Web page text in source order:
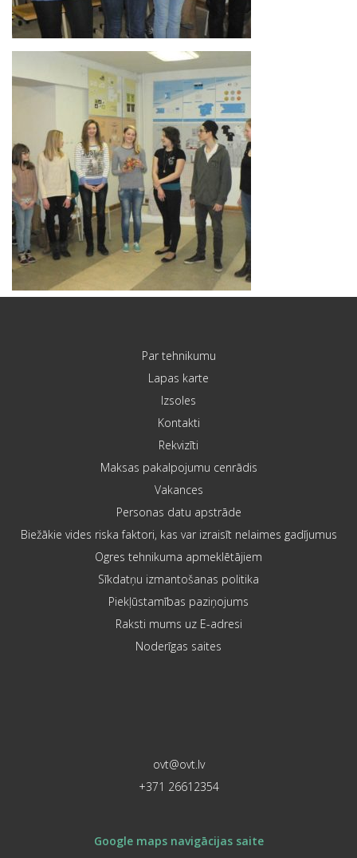
Par tehnikumu
Lapas karte
Izsoles
Kontakti
Rekvizīti
Maksas pakalpojumu cenrādis
Vakances
Personas datu apstrāde
Biežākie vides riska faktori, kas var izraisīt nelaimes gadījumus
Ogres tehnikuma apmeklētājiem
Sīkdatņu izmantošanas politika
Piekļūstamības paziņojums
Raksti mums uz E-adresi
Noderīgas saites
ovt@ovt.lv
+371 26612354
Google maps navigācijas saite